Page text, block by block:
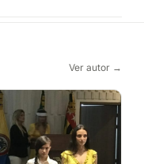
Ver autor →